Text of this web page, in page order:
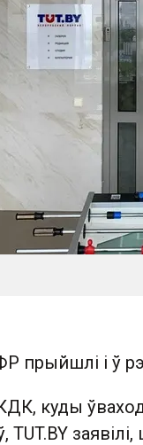
прыйшлі і ў
куды
TUT.BY